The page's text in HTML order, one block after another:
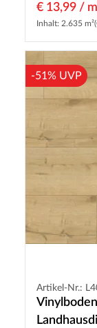
€ 13,99 /
Inhalt: 2.635 m²
-51% UVP
Artikel-Nr.: